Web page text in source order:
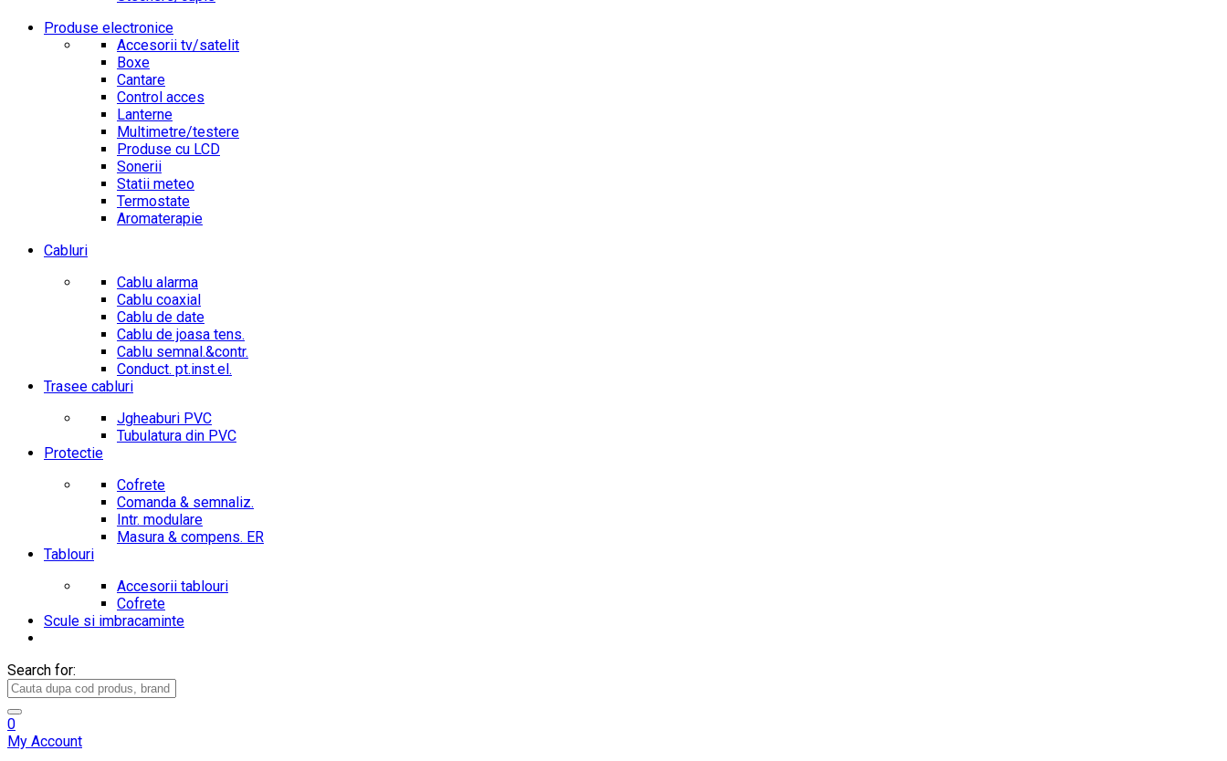
Produse electronice
Accesorii tv/satelit
Boxe
Cantare
Control acces
Lanterne
Multimetre/testere
Produse cu LCD
Sonerii
Statii meteo
Termostate
Aromaterapie
Cabluri
Cablu alarma
Cablu coaxial
Cablu de date
Cablu de joasa tens.
Cablu semnal.&contr.
Conduct. pt.inst.el.
Trasee cabluri
Jgheaburi PVC
Tubulatura din PVC
Protectie
Cofrete
Comanda & semnaliz.
Intr. modulare
Masura & compens. ER
Tablouri
Accesorii tablouri
Cofrete
Scule si imbracaminte
Search for:
0
My Account